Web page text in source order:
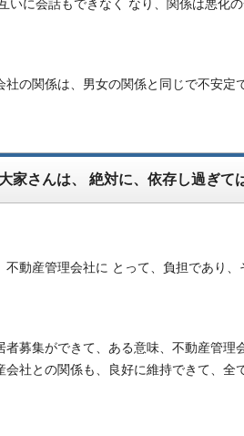
いに会話もできなく なり、関係は悪化
社の関係は、男女の関係と同じで不安定
家さんは、 絶対に、依存し過ぎて
不動産管理会社に とって、負担であり
者募集ができて、ある意味、不動産管理
会社との関係も、良好に維持できて、全